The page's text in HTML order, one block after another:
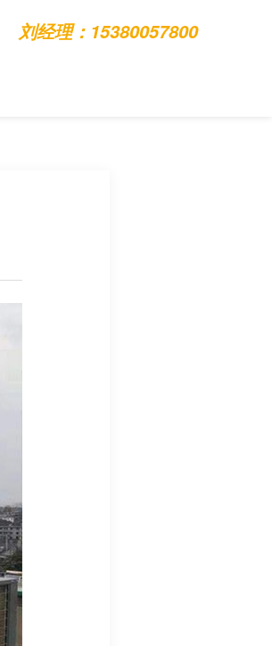
刘经理：15380057800